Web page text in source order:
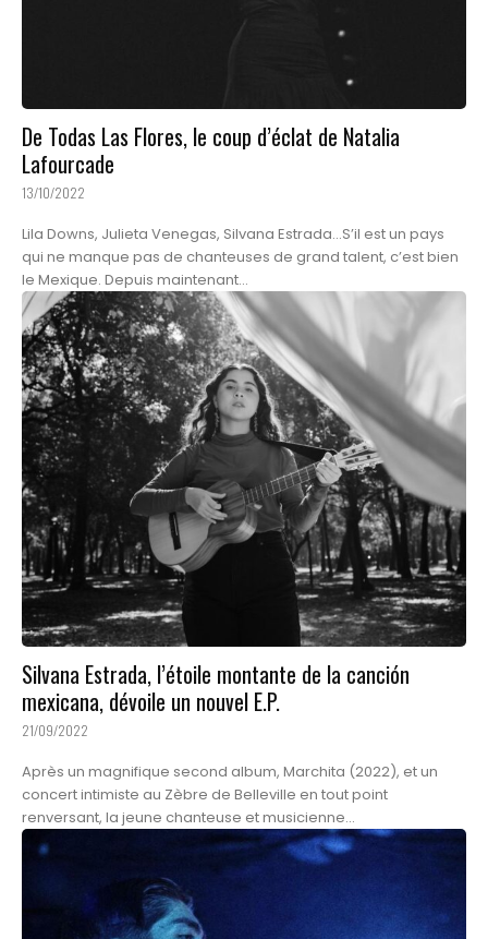
De Todas Las Flores, le coup d’éclat de Natalia
Lafourcade
13/10/2022
Lila Downs, Julieta Venegas, Silvana Estrada…S’il est un pays
qui ne manque pas de chanteuses de grand talent, c’est bien
le Mexique. Depuis maintenant...
Silvana Estrada, l’étoile montante de la canción
mexicana, dévoile un nouvel E.P.
21/09/2022
Après un magnifique second album, Marchita (2022), et un
concert intimiste au Zèbre de Belleville en tout point
renversant, la jeune chanteuse et musicienne...